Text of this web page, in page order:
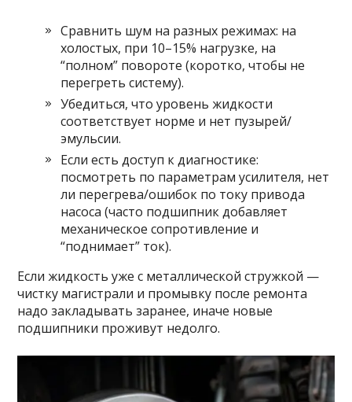
Сравнить шум на разных режимах: на
холостых, при 10–15% нагрузке, на
“полном” повороте (коротко, чтобы не
перегреть систему).
Убедиться, что уровень жидкости
соответствует норме и нет пузырей/
эмульсии.
Если есть доступ к диагностике:
посмотреть по параметрам усилителя, нет
ли перегрева/ошибок по току привода
насоса (часто подшипник добавляет
механическое сопротивление и
“поднимает” ток).
Если жидкость уже с металлической стружкой —
чистку магистрали и промывку после ремонта
надо закладывать заранее, иначе новые
подшипники проживут недолго.